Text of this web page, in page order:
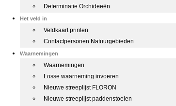
Determinatie Orchideeën
Het veld in
Veldkaart printen
Contactpersonen Natuurgebieden
Waarnemingen
Waarnemingen
Losse waarneming invoeren
Nieuwe streeplijst FLORON
Nieuwe streeplijst paddenstoelen